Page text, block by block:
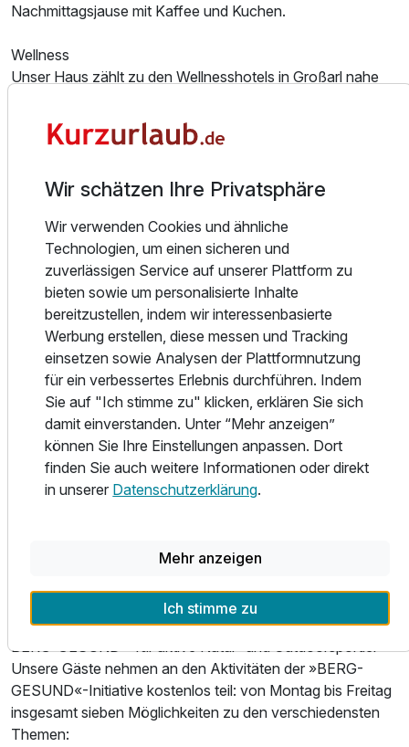
Dreibettzimmer
2 Erwachsene und 1 Kind
Ausstattung
Nachmittagsjause mit Kaffee und Kuchen.
Wellness
Unser Haus zählt zu den Wellnesshotels in Großarl nahe
ahnen Sie sofort, warum. Ein durchdachtes Konzept,
stimmige Farben, Materialien und Beleuchtung, wohlige
auf unsere im Winter und Sommer schöne Gartenanlage
in ihren Bann ziehen. Auf über 300 m² finden Sie Raum
und Zeit für alle Sinne, wo Erholung und Wohlgefühl an
erster Stelle stehen. Es erwarten Sie: Freiluftterrasse und
Natur-Relaxgarten, Massageraum - hoteleigenes
Massageangebot, Kräutersauna (mit Kräuterduft und
Farblichttherapie), Dampfsauna (mit Duftzugabe und
Farblichttherapie), Finnische Sauna, Frischwasser-
Whirlpool (gegen Gebühr), Wärmebank, Erlebnisduschen,
Solarium, Lichtdurchfluteter Ruheraum mit beheizten
Wasserbetten, Trinkbrunnen mit hauseigenem Quellwasser,
Großer Fitnessraum mit 9 Techno-Gym-Geräten
Sommerurlaubs im Hubertushof
Lust haben – wandern in Großarl und Umgebung,
besuchen: Unser Hotel Hubertushof im Zentrum von
Großarl nahe Salzburg ist dafür Ihr ideales Urlaubsdomizil.
BERG-GESUND – für aktive Natur- und Outdoorsportler
Unsere Gäste nehmen an den Aktivitäten der »BERG-
GESUND«-Initiative kostenlos teil: von Montag bis Freitag
insgesamt sieben Möglichkeiten zu den verschiedensten
Themen:
Wir schätzen Ihre Privatsphäre
Wir verwenden Cookies und ähnliche
Technologien, um einen sicheren und
zuverlässigen Service auf unserer Plattform zu
bieten sowie um personalisierte Inhalte
bereitzustellen, indem wir interessenbasierte
Werbung erstellen, diese messen und Tracking
einsetzen sowie Analysen der Plattformnutzung
für ein verbessertes Erlebnis durchführen. Indem
Sie auf "Ich stimme zu" klicken, erklären Sie sich
damit einverstanden. Unter “Mehr anzeigen”
können Sie Ihre Einstellungen anpassen. Dort
finden Sie auch weitere Informationen oder direkt
in unserer Datenschutzerklärung.
Mehr anzeigen
Ich stimme zu